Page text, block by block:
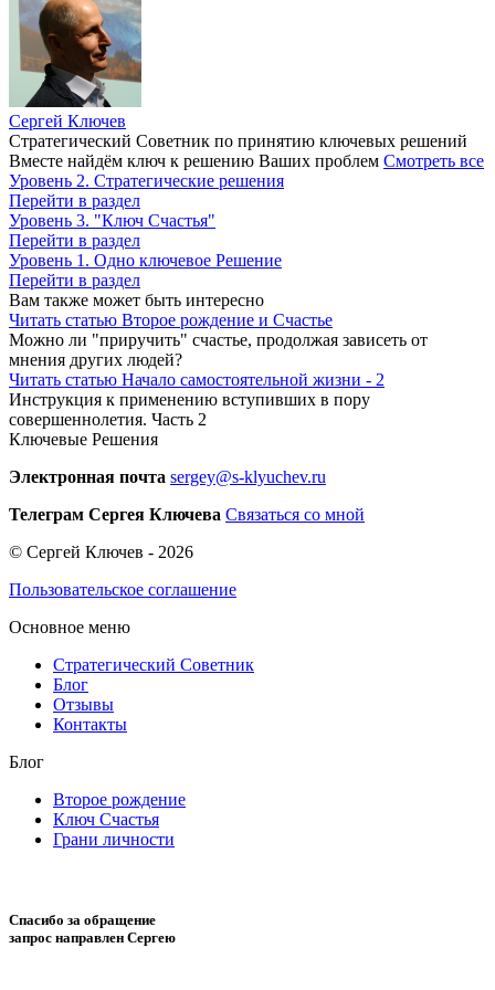
Сергей Ключев
Стратегический Советник по принятию ключевых решений
Вместе найдём ключ к решению Ваших проблем Смотреть все
Уровень 2. Стратегические решения
Перейти в раздел
Уровень 3. "Ключ Счастья"
Перейти в раздел
Уровень 1. Одно ключевое Решение
Перейти в раздел
Вам также может быть интересно
Читать статью Второе рождение и Счастье
Можно ли "приручить" счастье, продолжая зависеть от
мнения других людей?
Читать статью Начало самостоятельной жизни - 2
Инструкция к применению вступивших в пору
совершеннолетия. Часть 2
Ключевые Решения
Электронная почта sergey@s-klyuchev.ru
Телеграм Сергея Ключева Связаться со мной
© Сергей Ключев - 2026
Пользовательское соглашение
Основное меню
Стратегический Советник
Блог
Отзывы
Контакты
Блог
Второе рождение
Ключ Счастья
Грани личности
Спасибо за обращение
запрос направлен Сергею